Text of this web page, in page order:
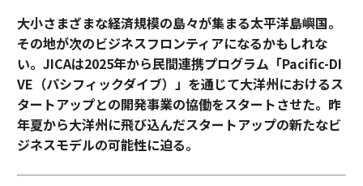
大小さまざまな経済規模の島々が集まる太平洋島嶼国。
その地が次のビジネスフロンティアになるかもしれな
い。JICAは2025年から民間連携プログラム「Pacific-DI
VE（パシフィックダイブ）」を通じて大洋州におけるス
タートアップとの開発事業の協働をスタートさせた。昨
年夏から大洋州に飛び込んだスタートアップの新たなビ
ジネスモデルの可能性に迫る。